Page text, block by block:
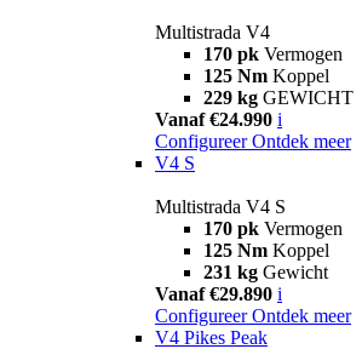
Multistrada V4
170 pk Vermogen
125 Nm Koppel
229 kg GEWICHT
Vanaf €24.990 i
Configureer Ontdek meer
V4 S
Multistrada V4 S
170 pk Vermogen
125 Nm Koppel
231 kg Gewicht
Vanaf €29.890 i
Configureer Ontdek meer
V4 Pikes Peak